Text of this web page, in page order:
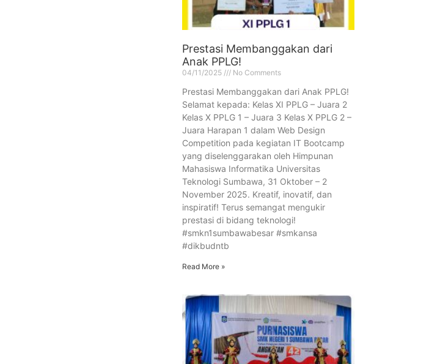
Prestasi Membanggakan dari
Anak PPLG!
04/11/2025 No Comments
Prestasi Membanggakan dari Anak PPLG!
Selamat kepada: Kelas XI PPLG – Juara 2
Kelas X PPLG 1 – Juara 3 Kelas X PPLG 2 –
Juara Harapan 1 dalam Web Design
Competition pada kegiatan IT Bootcamp
yang diselenggarakan oleh Himpunan
Mahasiswa Informatika Universitas
Teknologi Sumbawa, 31 Oktober – 2
November 2025. Kreatif, inovatif, dan
inspiratif! Terus semangat mengukir
prestasi di bidang teknologi!
#smkn1sumbawabesar #smkansa
#dikbudntb
Read More »